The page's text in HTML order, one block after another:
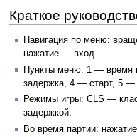
Краткое
Навигация по меню:
нажатие — вход.
Пункты меню: 1 — время
задержка, 4 — старт, 5 —
Режимы игры: CLS —
задержкой.
Во время партии: